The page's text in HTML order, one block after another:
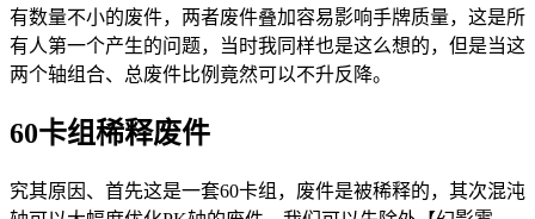
有数量不小的废件，两者废件叠加容易影响手牌质量，这是所
有人第一个产生的问题，当时我同样也是这么想的，但是当这
两个轴组合、总废件比例竟然可以不升反降。
60卡组稀释废件
究其原因、首先这是一套60卡组，废件是被稀释的，其次混沌